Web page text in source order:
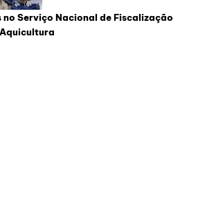
Serviço Nacional de Fiscalização